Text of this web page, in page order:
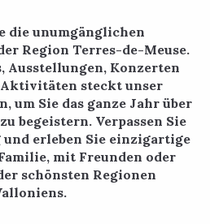
die unumgänglichen
Region Terres-de-Meuse.
Ausstellungen, Konzerten
steckt unser
um Sie das ganze Jahr über
begeistern. Verpassen Sie
erleben Sie einzigartige
mit Freunden oder
schönsten Regionen